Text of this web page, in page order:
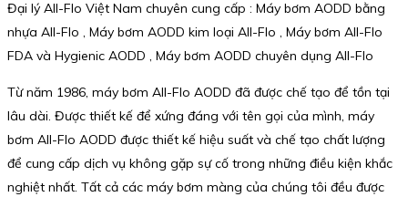
Đại lý All-Flo Việt Nam chuyên cung cấp : Máy bơm AODD bằng
nhựa All-Flo , Máy bơm AODD kim loại All-Flo , Máy bơm All-Flo
FDA và Hygienic AODD , Máy bơm AODD chuyên dụng All-Flo
Từ năm 1986, máy bơm All-Flo AODD đã được chế tạo để tồn tại
lâu dài. Được thiết kế để xứng đáng với tên gọi của mình, máy
bơm All-Flo AODD được thiết kế hiệu suất và chế tạo chất lượng
để cung cấp dịch vụ không gặp sự cố trong những điều kiện khắc
nghiệt nhất. Tất cả các máy bơm màng của chúng tôi đều được